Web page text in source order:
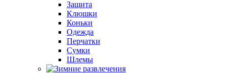
Защита
Клюшки
Коньки
Одежда
Перчатки
Сумки
Шлемы